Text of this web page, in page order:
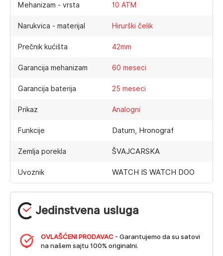
Jedinstvena usluga
OVLAŠĆENI PRODAVAC - Garantujemo da su satovi
na našem sajtu 100% originalni.
Mehanizam - vrsta 10 ATM
Narukvica - materijal Hirurški čelik
Prečnik kućišta 42mm
Garancija mehanizam 60 meseci
Garancija baterija 25 meseci
Prikaz Analogni
Funkcije Datum, Hronograf
Zemlja porekla ŠVAJCARSKA
Uvoznik WATCH IS WATCH DOO